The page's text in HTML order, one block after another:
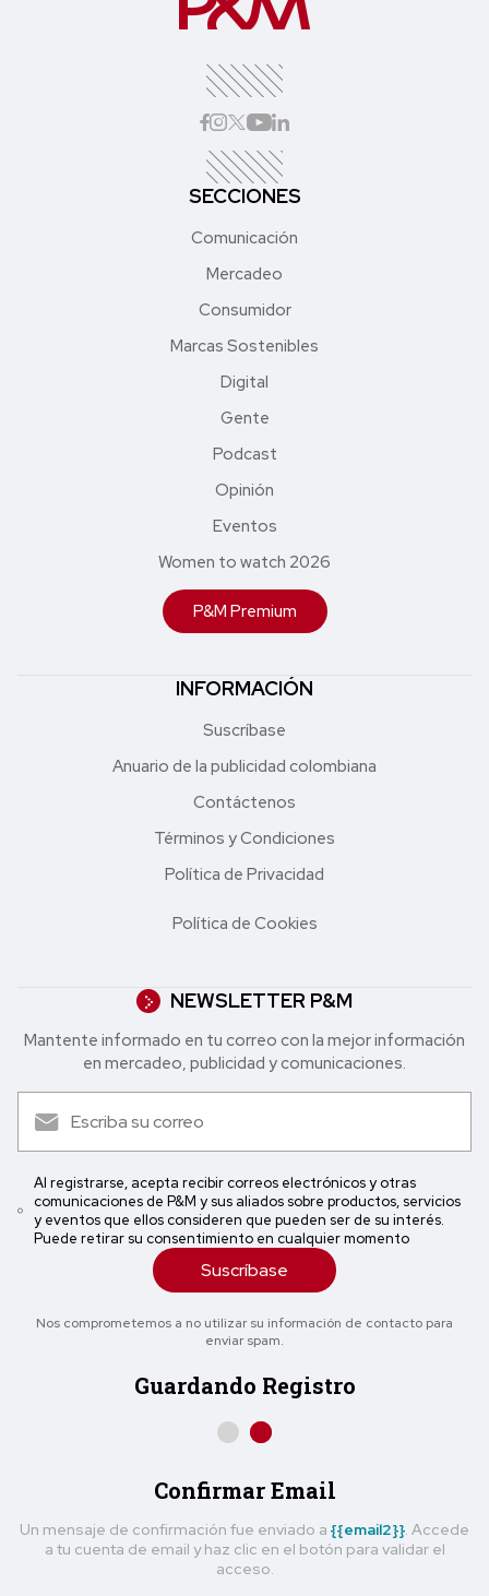
SECCIONES
Comunicación
Mercadeo
Consumidor
Marcas Sostenibles
Digital
Gente
Podcast
Opinión
Eventos
Women to watch 2026
P&M Premium
INFORMACIÓN
Suscríbase
Anuario de la publicidad colombiana
Contáctenos
Términos y Condiciones
Política de Privacidad
Política de Cookies
NEWSLETTER P&M
Mantente informado en tu correo con la mejor in formación
en mercadeo, publicidad y comunicaciones.
Al registrarse, acepta recibir correos electrónicos y otras
comunicaciones de P&M y sus aliados sobre productos, servicios
y eventos que ellos consideren que pueden ser de su interés.
Puede retirar su consentimiento en cualquier momento
Suscríbase
Nos comprometemos a no utilizar su información de contacto para
enviar spam.
Guardando Registro
Confirmar Email
Un mensaje de confirmación fue enviado a {{email2}} . Accede
a tu cuenta de email y haz clic en el botón para validar el
acceso.